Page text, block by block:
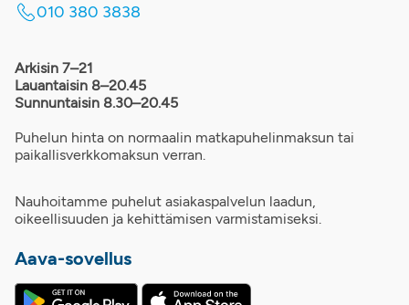
010 380 3838
Arkisin 7–21
Lauantaisin 8–20.45
Sunnuntaisin 8.30–20.45
Puhelun hinta on normaalin matkapuhelinmaksun tai
paikallisverkkomaksun verran.
Nauhoitamme puhelut asiakaspalvelun laadun,
oikeellisuuden ja kehittämisen varmistamiseksi.
Aava-sovellus